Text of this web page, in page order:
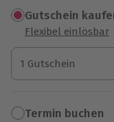
Gutschein
Flexibel einlösbar
1 Gutschein
1 Gutschein
1 Gutschein
Termin buchen